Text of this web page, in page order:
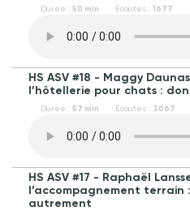
Durée : 50 min Écoutes : 1677
HS ASV #18 - Maggy
l’hôtellerie pour chats :
Durée : 57 min Écoutes : 3067
HS ASV #17 - Raphaël
l’accompagnement terrain
autrement